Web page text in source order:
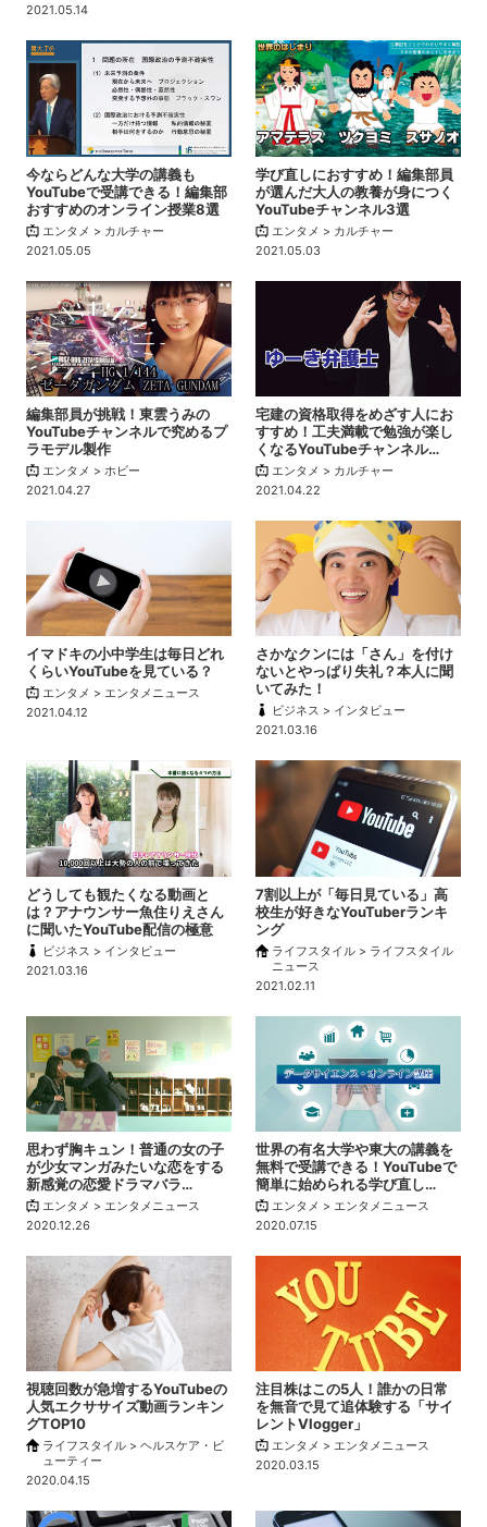
2021.05.14
今ならどんな大学の講義も
YouTubeで受講できる！編集部
おすすめのオンライン授業8選
エンタメ > カルチャー
2021.05.05
学び直しにおすすめ！編集部員
が選んだ大人の教養が身につく
YouTubeチャンネル3選
エンタメ > カルチャー
2021.05.03
編集部員が挑戦！東雲うみの
YouTubeチャンネルで究めるプ
ラモデル製作
エンタメ > ホビー
2021.04.27
宅建の資格取得をめざす人にお
すすめ！工夫満載で勉強が楽し
くなるYouTubeチャンネル…
エンタメ > カルチャー
2021.04.22
イマドキの小中学生は毎日どれ
くらいYouTubeを見ている？
エンタメ > エンタメニュース
2021.04.12
さかなクンには「さん」を付け
ないとやっぱり失礼？本人に聞
いてみた！
ビジネス > インタビュー
2021.03.16
どうしても観たくなる動画と
は？アナウンサー魚住りえさん
に聞いたYouTube配信の極意
ビジネス > インタビュー
2021.03.16
7割以上が「毎日見ている」高
校生が好きなYouTuberランキ
ング
ライフスタイル > ライフスタイル
ニュース
2021.02.11
思わず胸キュン！普通の女の子
が少女マンガみたいな恋をする
新感覚の恋愛ドラマバラ…
エンタメ > エンタメニュース
2020.12.26
世界の有名大学や東大の講義を
無料で受講できる！YouTubeで
簡単に始められる学び直し…
エンタメ > エンタメニュース
2020.07.15
視聴回数が急増するYouTubeの
人気エクササイズ動画ランキン
グTOP10
ライフスタイル > ヘルスケア・ビ
ューティー
2020.04.15
注目株はこの5人！誰かの日常
を無音で見て追体験する「サイ
レントVlogger」
エンタメ > エンタメニュース
2020.03.15